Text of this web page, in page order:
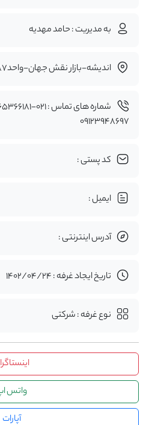
به مدیریت : حامد مهدیه
اندیشه-بازار نقش جهان-واحد387
09123948697
کد پستی :
ایمیل :
آدرس اینترنتی :
تاریخ ایجاد غرفه : 1402/04/24
نوع غرفه : شرکتی
واتس
آپارات